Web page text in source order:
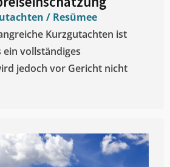
/ Resümee
Kurzgutachten ist
vollständiges
jedoch vor Gericht nicht